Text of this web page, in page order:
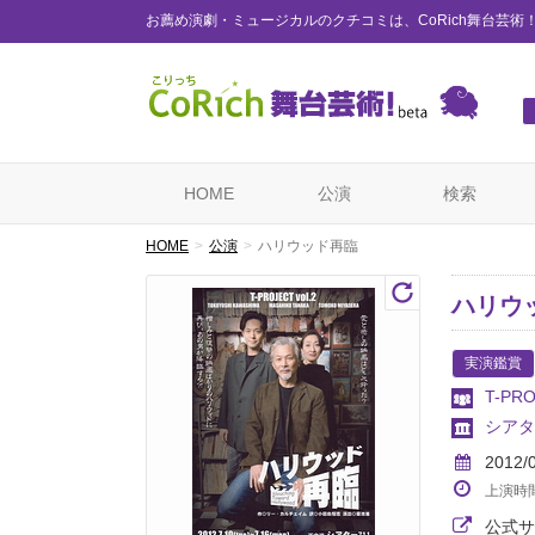
お薦め演劇・ミュージカルのクチコミは、CoRich舞台芸術
HOME 公演 検索
HOME 公演 ハリウッド再臨
ハリウ
実演鑑賞
T-
シア
2012/
上演時
公式